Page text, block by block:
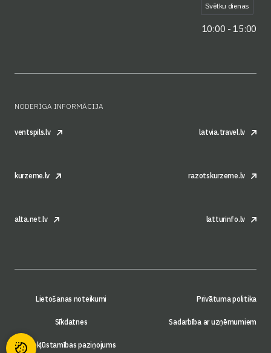
Svētku dienas
10:00 - 15:00
NODERĪGA INFORMĀCIJA
ventspils.lv latvia.travel.lv
kurzeme.lv razotskurzeme.lv
alta.net.lv latturinfo.lv
Lietošanas noteikumi Privātuma politika
Sīkdatnes Sadarbība ar uzņēmumiem
Piekļūstamības paziņojums